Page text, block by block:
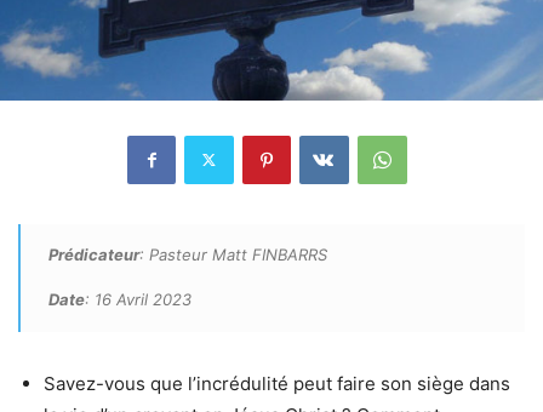
Prédicateur: Pasteur Matt FINBARRS
Date: 16 Avril 2023
Savez-vous que l’incrédulité peut faire son siège dans